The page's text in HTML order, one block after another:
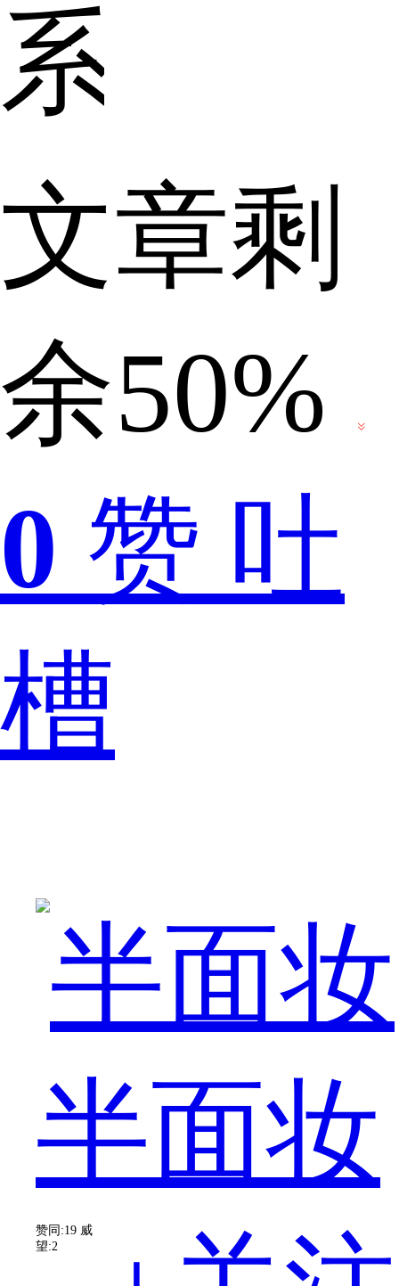
系
统
大
家
都
道
吧。
文章剩
余50%
0 赞 吐
槽
半面妆
赞同:19 威
望:2